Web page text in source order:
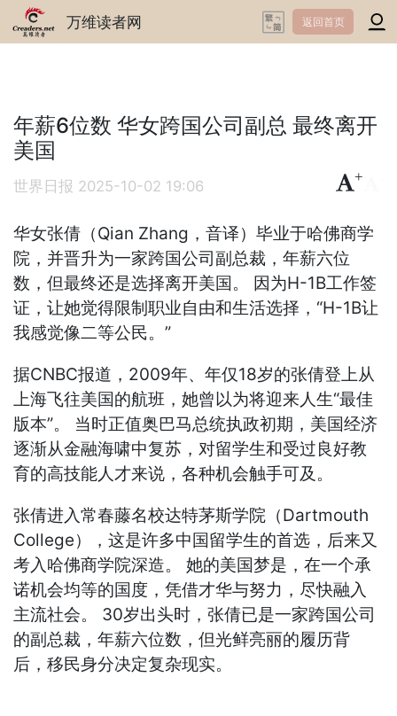
万维读者网 返回首页
年薪6位数 华女跨国公司副总 最终离开
美国
世界日报 2025-10-02 19:06
+
华女张倩（Qian Zhang，音译）毕业于哈佛商学
院，并晋升为一家跨国公司副总裁，年薪六位
数，但最终还是选择离开美国。 因为H-1B工作签
证，让她觉得限制职业自由和生活选择，“H-1B让
我感觉像二等公民。”
据CNBC报道，2009年、年仅18岁的张倩登上从
上海飞往美国的航班，她曾以为将迎来人生“最佳
版本”。 当时正值奥巴马总统执政初期，美国经济
逐渐从金融海啸中复苏，对留学生和受过良好教
育的高技能人才来说，各种机会触手可及。
张倩进入常春藤名校达特茅斯学院（Dartmouth
College），这是许多中国留学生的首选，后来又
考入哈佛商学院深造。 她的美国梦是，在一个承
诺机会均等的国度，凭借才华与努力，尽快融入
主流社会。 30岁出头时，张倩已是一家跨国公司
的副总裁，年薪六位数，但光鲜亮丽的履历背
后，移民身分决定复杂现实。